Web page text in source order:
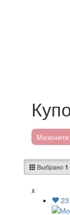
Мезонити
Выбрано1
x
23